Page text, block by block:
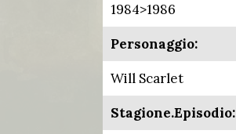
1984>1986
Personaggio:
Will Scarlet
Stagione.Episodio: